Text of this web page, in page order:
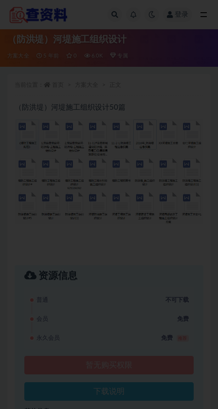
登录
（防洪堤）河堤施工组织设计
方案大全 5 年前 0 6.0K 专属
（防洪堤）河堤施工组织设计50篇
资源信息
普通 不可下载
会员 免费
永久会员 免费
下载说明